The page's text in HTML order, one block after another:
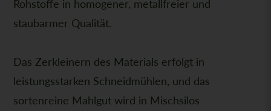
Rohstoffe in homogener, metallfreier und
staubarmer Qualität.
Das Zerkleinern des Materials erfolgt in
leistungsstarken Schneidmühlen, und das
sortenreine Mahlgut wird in Mischsilos